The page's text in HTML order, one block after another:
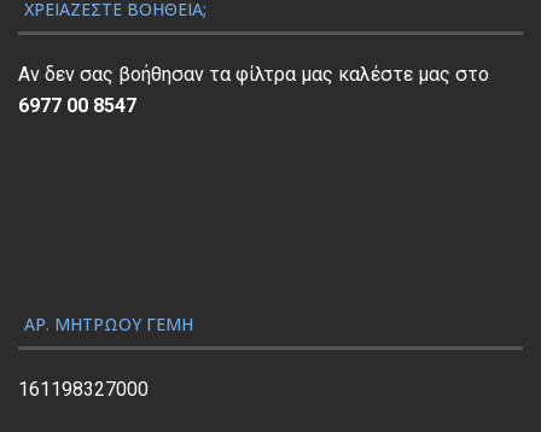
α
π
α
ς
Β
ί
ΧΡΕΙΆΖΕΣΤΕ ΒΟΉΘΕΙΑ;
Αν δεν σας βοήθησαν τα φίλτρα μας καλέστε μας στο
6977 00 8547
ΑΡ. ΜΗΤΡΏΟΥ ΓΕΜΗ
161198327000